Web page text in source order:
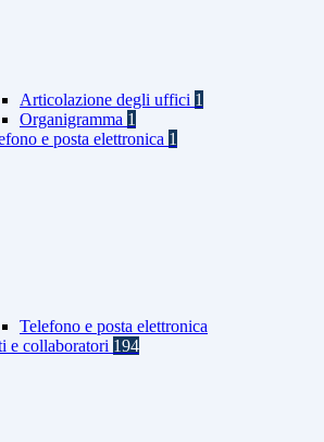
Articolazione degli uffici 1
Organigramma 1
e posta elettronica 1
Telefono e posta elettronica
e collaboratori 194